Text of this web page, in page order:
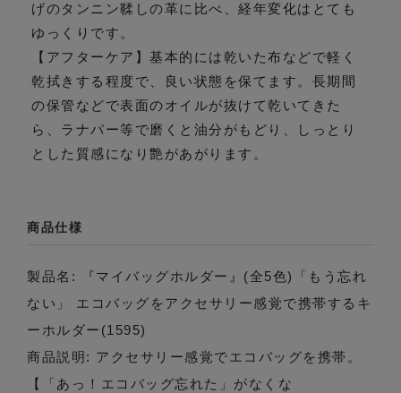
げのタンニン鞣しの革に比べ、経年変化はとても
ゆっくりです。
【アフターケア】基本的には乾いた布などで軽く
乾拭きする程度で、良い状態を保てます。長期間
の保管などで表面のオイルが抜けて乾いてきた
ら、ラナパー等で磨くと油分がもどり、しっとり
とした質感になり艶があがります。
商品仕様
製品名: 『マイバッグホルダー』(全5色)「もう忘れ
ない」 エコバッグをアクセサリー感覚で携帯するキ
ーホルダー(1595)
商品説明: アクセサリー感覚でエコバッグを携帯。
【「あっ！エコバッグ忘れた」がなくな